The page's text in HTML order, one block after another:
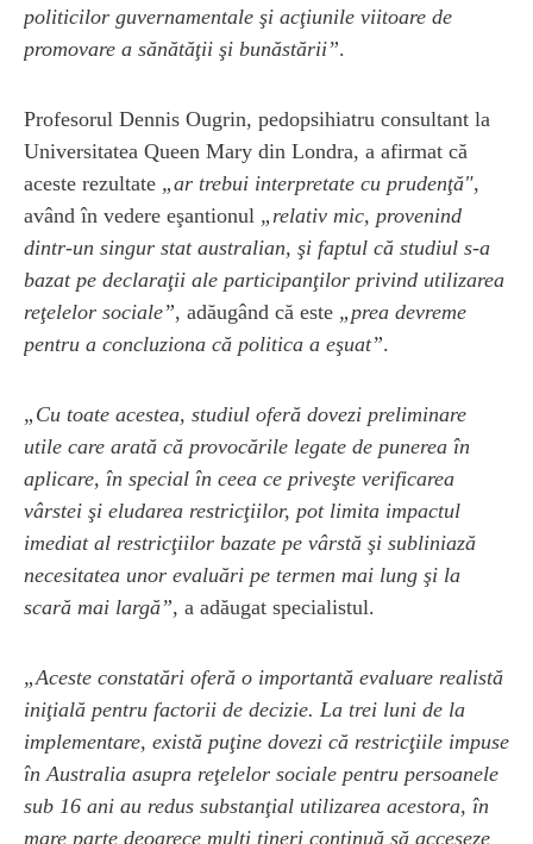
politicilor guvernamentale şi acţiunile viitoare de
promovare a sănătăţii şi bunăstării”.
Profesorul Dennis Ougrin, pedopsihiatru consultant la
Universitatea Queen Mary din Londra, a afirmat că
aceste rezultate „ar trebui interpretate cu prudenţă",
având în vedere eşantionul „relativ mic, provenind
dintr-un singur stat australian, şi faptul că studiul s-a
bazat pe declaraţii ale participanţilor privind utilizarea
reţelelor sociale”, adăugând că este „prea devreme
pentru a concluziona că politica a eşuat”.
„Cu toate acestea, studiul oferă dovezi preliminare
utile care arată că provocările legate de punerea în
aplicare, în special în ceea ce priveşte verificarea
vârstei şi eludarea restricţiilor, pot limita impactul
imediat al restricţiilor bazate pe vârstă şi subliniază
necesitatea unor evaluări pe termen mai lung şi la
scară mai largă”, a adăugat specialistul.
„Aceste constatări oferă o importantă evaluare realistă
iniţială pentru factorii de decizie. La trei luni de la
implementare, există puţine dovezi că restricţiile impuse
în Australia asupra reţelelor sociale pentru persoanele
sub 16 ani au redus substanţial utilizarea acestora, în
mare parte deoarece mulţi tineri continuă să acceseze